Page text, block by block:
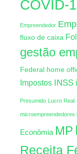
COVID-
Empreendedor
fluxo de caixa
gestão
Federal home
Impostos INSS
Presumido Lucro Real
microempreendedores
Econômia MP
Receita